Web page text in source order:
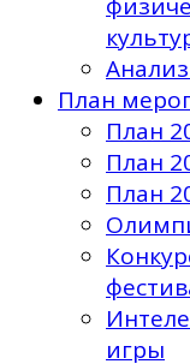
План
План
План
План
игры